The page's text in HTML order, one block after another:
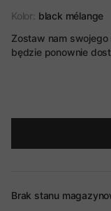
Kolor: black mélange
Zostaw nam
będzie ponownie
Brak stanu